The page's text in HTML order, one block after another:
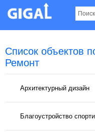
Список объектов
Ремонт
Архитектурный дизайн
Благоустройство